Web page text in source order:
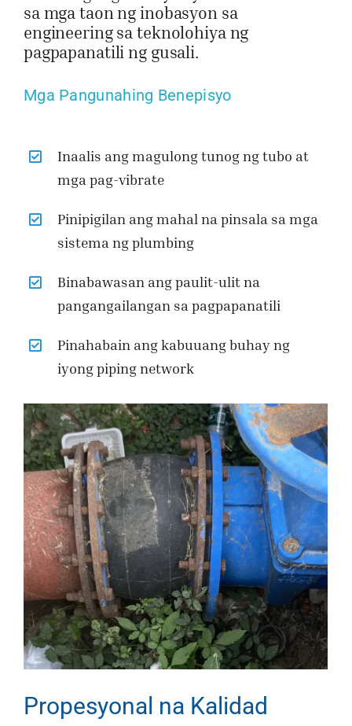
sa mga taon ng inobasyon sa
engineering sa teknolohiya ng
pagpapanatili ng gusali.
Mga Pangunahing Benepisyo
Inaalis ang magulong tunog ng tubo at
mga pag-vibrate
Pinipigilan ang mahal na pinsala sa mga
sistema ng plumbing
Binabawasan ang paulit-ulit na
pangangailangan sa pagpapanatili
Pinahabain ang kabuuang buhay ng
iyong piping network
Propesyonal na Kalidad